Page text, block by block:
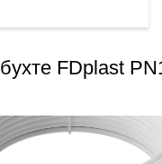
FDplast